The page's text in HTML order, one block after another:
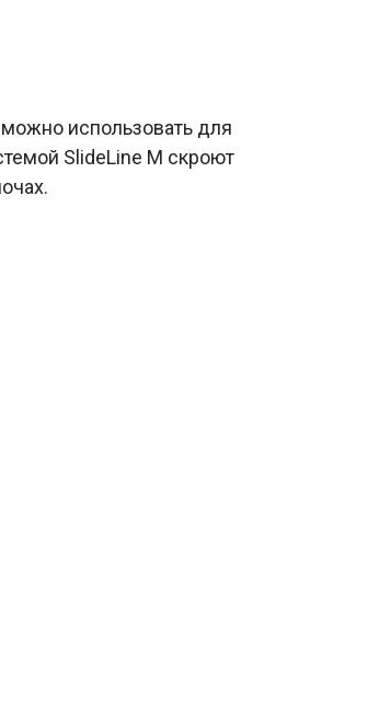
использовать для
SlideLine M скроют